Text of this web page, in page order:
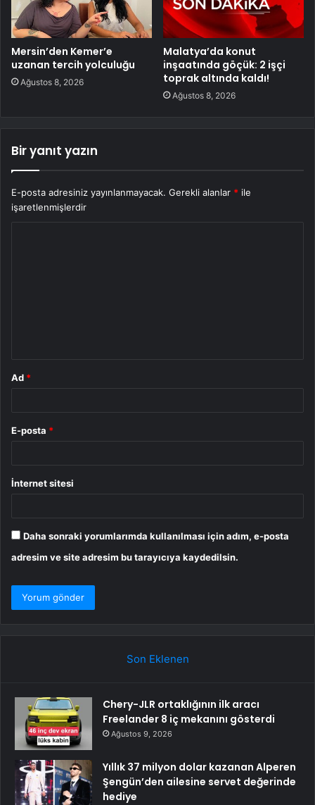
Mersin’den Kemer’e
uzanan tercih yolculuğu
Ağustos 8, 2026
Malatya’da konut
inşaatında göçük: 2 işçi
toprak altında kaldı!
Ağustos 8, 2026
Bir yanıt yazın
E-posta adresiniz yayınlanmayacak. Gerekli alanlar * ile
işaretlenmişlerdir
Ad *
E-posta *
İnternet sitesi
Daha sonraki yorumlarımda kullanılması için adım, e-posta
adresim ve site adresim bu tarayıcıya kaydedilsin.
Son Eklenen
Chery-JLR ortaklığının ilk aracı
Freelander 8 iç mekanını gösterdi
Ağustos 9, 2026
Yıllık 37 milyon dolar kazanan Alperen
Şengün’den ailesine servet değerinde
hediye